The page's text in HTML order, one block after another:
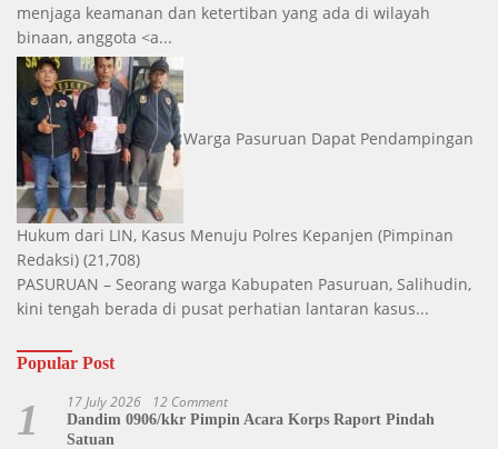
menjaga keamanan dan ketertiban yang ada di wilayah
binaan, anggota <a...
Warga Pasuruan Dapat Pendampingan
Hukum dari LIN, Kasus Menuju Polres Kepanjen (Pimpinan
Redaksi) (21,708)
PASURUAN – Seorang warga Kabupaten Pasuruan, Salihudin,
kini tengah berada di pusat perhatian lantaran kasus...
Popular Post
1 17 July 2026 12 Comment
Dandim 0906/kkr Pimpin Acara Korps Raport Pindah
Satuan